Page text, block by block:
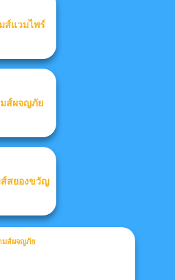
ส์แวมไพร์
มส์ผจญภัย
ส์สยองขวัญ
มส์ผจญภัย